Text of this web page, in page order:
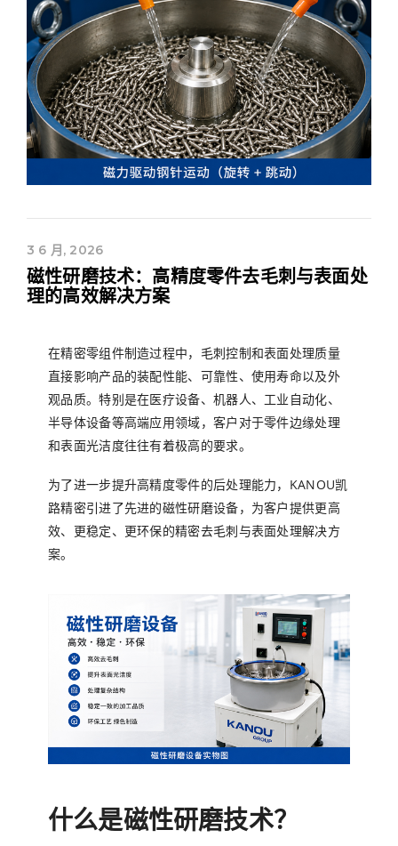
3 6 月, 2026
磁性研磨技术：高精度零件去毛刺与表面处
理的高效解决方案
在精密零组件制造过程中，毛刺控制和表面处理质量
直接影响产品的装配性能、可靠性、使用寿命以及外
观品质。特别是在医疗设备、机器人、工业自动化、
半导体设备等高端应用领域，客户对于零件边缘处理
和表面光洁度往往有着极高的要求。
为了进一步提升高精度零件的后处理能力，KANOU凯
路精密引进了先进的磁性研磨设备，为客户提供更高
效、更稳定、更环保的精密去毛刺与表面处理解决方
案。
什么是磁性研磨技术？